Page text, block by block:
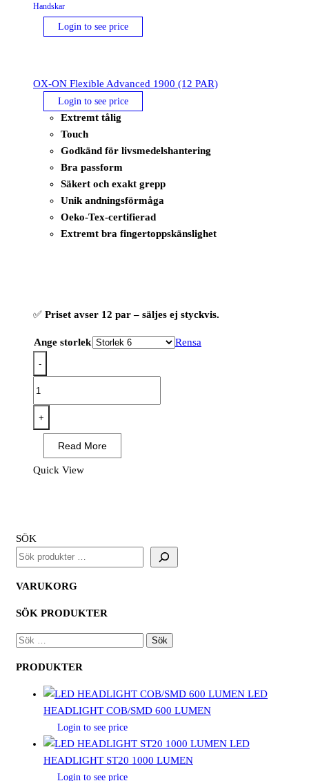
Handskar
Login to see price
OX-ON Flexible Advanced 1900 (12 PAR)
Login to see price
Extremt tålig
Touch
Godkänd för livsmedelshantering
Bra passform
Säkert och exakt grepp
Unik andningsförmåga
Oeko-Tex-certifierad
Extremt bra fingertoppskänslighet
✅ Priset avser 12 par – säljes ej styckvis.
Ange storlek Rensa
-
Flexible
Advanced
(12
+
Read More
Quick View
SÖK
VARUKORG
SÖK PRODUKTER
SÖK
PRODUKTER
LED
HEADLIGHT COB/SMD 600 LUMEN
Login to see price
LED
HEADLIGHT ST20 1000 LUMEN
Login to see price